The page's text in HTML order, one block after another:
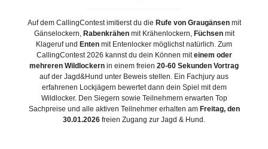
Auf dem CallingContest imitierst du die Rufe von Graugänsen mit
Gänselockern, Rabenkrähenmit Krähenlockern, Füchsen mit
Klageruf und Enten mit Entenlocker möglichst natürlich. Zum
CallingContest 2026 kannst du dein Können miteinem oder
mehreren Wildlockern in einem freien 20-60 Sekunden Vortrag
auf der Jagd&Hund unter Beweis stellen. Ein Fachjury aus
erfahrenen Lockjägern bewertet dann dein Spiel mit dem
Wildlocker. Den Siegern sowie Teilnehmern erwarten Top
Sachpreise und alle aktiven Teilnehmer erhalten am Freitag, den
30.01.2026 freien Zugang zur Jagd & Hund.